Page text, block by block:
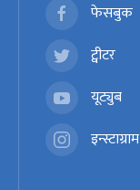
फेसबुक
ट्वीटर
यूट्युब
इन्स्टाग्राम